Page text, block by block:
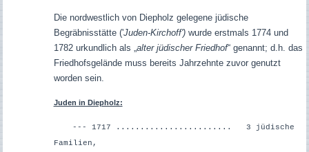
Die nordwestlich von Diepholz gelegene jüdische
Begräbnisstätte ('Juden-Kirchoff')wurde erstmals 1774 und
1782 urkundlich als „ alter jüdischer Friedhof“ genannt; d.h. das
Friedhofsgelände muss bereits Jahrzehnte zuvor genutzt
worden sein.
Juden in Diepholz:
--- 1717 ........................ 3 jüdische
Familien,